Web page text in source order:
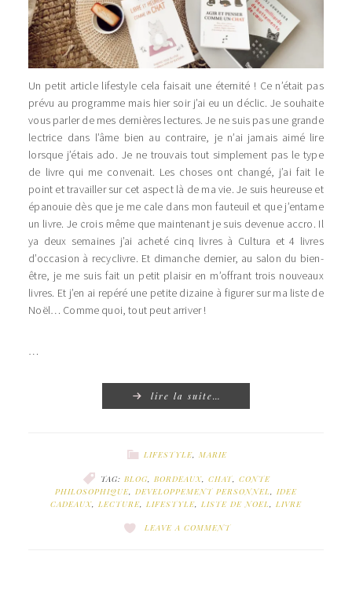
Un petit article lifestyle cela faisait une éternité ! Ce n’était pas
prévu au programme mais hier soir j’ai eu un déclic. Je souhaite
vous parler de mes dernières lectures. Je ne suis pas une grande
lectrice dans l’âme bien au contraire, je n’ai jamais aimé lire
lorsque j’étais ado. Je ne trouvais tout simplement pas le type
de livre qui me convenait. Les choses ont changé, j’ai fait le
point et travailler sur cet aspect là de ma vie. Je suis heureuse et
épanouie dès que je me cale dans mon fauteuil et que j’entame
un livre. Je crois même que maintenant je suis devenue accro. Il
ya deux semaines j’ai acheté cinq livres à Cultura et 4 livres
d’occasion à recyclivre. Et dimanche dernier, au salon du bien-
être, je me suis fait un petit plaisir en m’offrant trois nouveaux
livres. Et j’en ai repéré une petite dizaine à figurer sur ma liste de
Noël… Comme quoi, tout peut arriver !
…
lire la suite…
LIFESTYLE, MARIE
TAG: BLOG, BORDEAUX, CHAT, CONTE
PHILOSOPHIQUE, DEVELOPPEMENT PERSONNEL, IDEE
CADEAUX, LECTURE, LIFESTYLE, LISTE DE NOEL, LIVRE
LEAVE A COMMENT